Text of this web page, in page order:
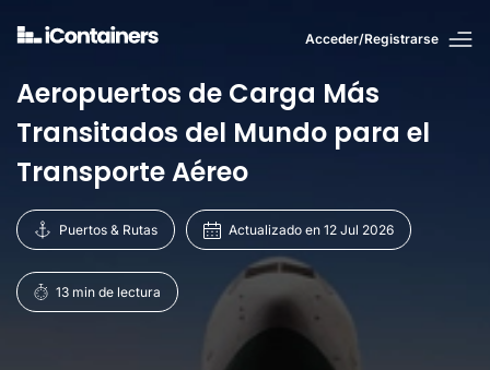
Acceder/Registrarse
Aeropuertos de Carga Más
Transitados del Mundo para el
Transporte Aéreo
Puertos & Rutas Actualizado en 12 Jul 2026
13 min de lectura